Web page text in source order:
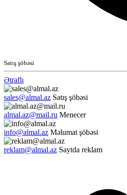
Satış şöbəsi
Ətraflı
sales@almal.az Satış şöbəsi
almal.az@mail.ru Menecer
info@almal.az Məlumat şöbəsi
reklam@almal.az Saytda reklam